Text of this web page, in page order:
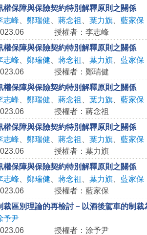
權保障與保險契約特別解釋原則之關係
志峰 鄭瑞健 蔣念祖 葉力旗、 藍家保
授權者：李志峰
權保障與保險契約特別解釋原則之關係
志峰 鄭瑞健 蔣念祖 葉力旗、 藍家保
授權者：鄭瑞健
權保障與保險契約特別解釋原則之關係
志峰 鄭瑞健 蔣念祖 葉力旗、 藍家保
授權者：蔣念祖
權保障與保險契約特別解釋原則之關係
志峰 鄭瑞健 蔣念祖 葉力旗、 藍家保
授權者：葉力旗
權保障與保險契約特別解釋原則之關係
志峰 鄭瑞健 蔣念祖 葉力旗、 藍家保
授權者：藍家保
裁區別理論的再檢討－以酒後駕車的制裁
予尹
授權者：涂予尹